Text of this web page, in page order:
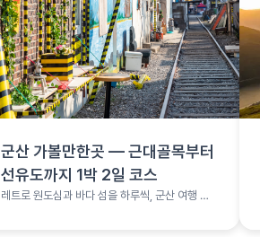
군산 가볼만한곳 — 근대골목부터
선유도까지 1박 2일 코스
레트로 원도심과 바다 섬을 하루씩, 군산 여행 총